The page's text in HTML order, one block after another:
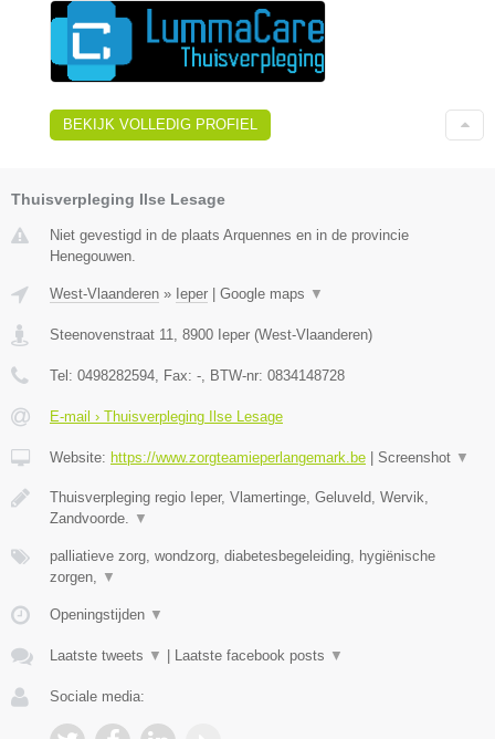
BEKIJK VOLLEDIG PROFIEL
Thuisverpleging Ilse Lesage
Niet gevestigd in de plaats Arquennes en in de provincie
Henegouwen.
West-Vlaanderen » Ieper Google maps ▼
Steenovenstraat 11, 8900 Ieper (West-Vlaanderen)
Tel: 0498282594, Fax: -, BTW-nr: 0834148728
E-mail › Thuisverpleging Ilse Lesage
Website: https://www.zorgteamieperlangemark.be Screenshot ▼
Thuisverpleging regio Ieper, Vlamertinge, Geluveld, Wervik,
Zandvoorde. ▼
palliatieve zorg, wondzorg, diabetesbegeleiding, hygiënische
zorgen, ▼
Openingstijden ▼
Laatste tweets ▼ Laatste facebook posts ▼
Sociale media: